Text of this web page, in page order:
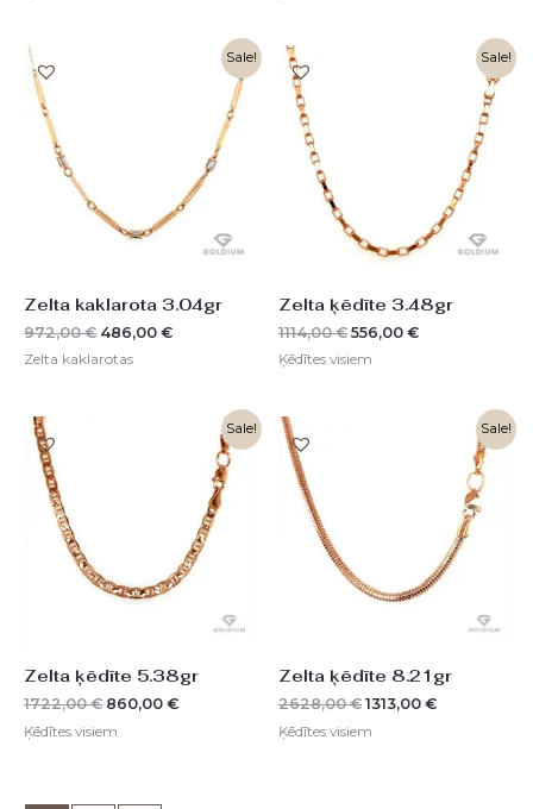
Sale!
Zelta kaklarota 3.04gr
972,00€ 486,00 €
Current
486,00 €.
Zelta kaklarotas
Sale!
Zelta ķēdīte 3.48gr
1114,00€ 556,00 €
Current
556,00 €.
Ķēdītes visiem
Sale!
Zelta ķēdīte 5.38gr
1722,00€ 860,00 €
Current
price
860,00 €.
Ķēdītes visiem
Sale!
Zelta ķēdīte 8.21gr
2628,00€ 1313,00 €
Current
price
1313,00 €.
Ķēdītes visiem